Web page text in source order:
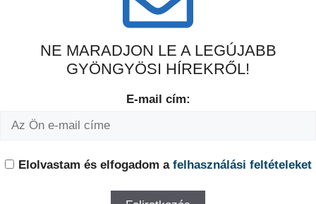
NE MARADJON LE A LEGÚJABB
GYÖNGYÖSI HÍREKRŐL!
E-mail cím:
Elolvastam és elfogadom a felhasználási feltételeket